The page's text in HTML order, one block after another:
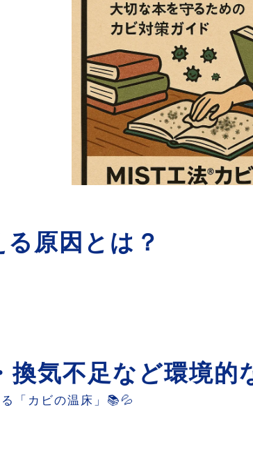
原因とは？
換気不足など環境的
「カビの温床」📚💦